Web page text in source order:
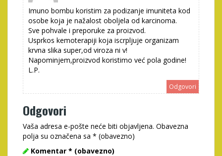
Imuno bombu koristim za podizanje imuniteta kod
osobe koja je nažalost oboljela od karcinoma.
Sve pohvale i preporuke za proizvod.
Usprkos kemoterapiji koja iscrpljuje organizam
krvna slika super,od viroza ni v!
Napominjem,proizvod koristimo već pola godine!
L.P.
Odgovori
Odgovori
Vaša adresa e-pošte neće biti objavljena. Obavezna
polja su označena sa * (obavezno)
Komentar * (obavezno)